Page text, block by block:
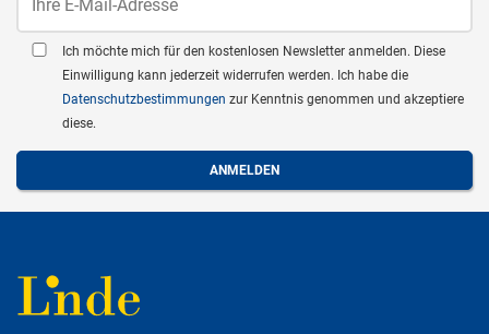
Ich möchte mich für den kostenlosen Newsletter anmelden. Diese
Einwilligung kann jederzeit widerrufen werden. Ich habe die
Datenschutzbestimmungen zur Kenntnis genommen und akzeptiere
diese.